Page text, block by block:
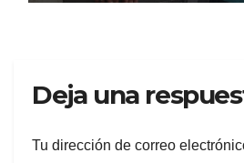
Deja una
Tu dirección de correo